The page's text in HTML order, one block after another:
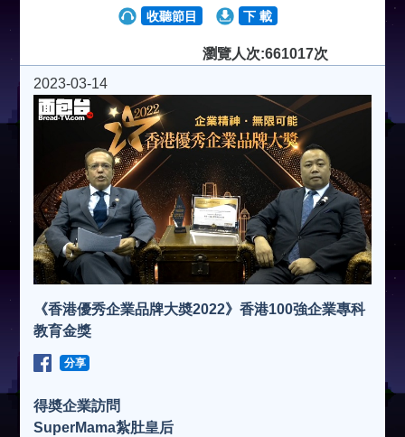
收聽節目 下 載
瀏覽人次:661017次
2023-03-14
《香港優秀企業品牌大奬2022》香港100強企業專科
教育金獎
分享
得奬企業訪問
SuperMama紮肚皇后